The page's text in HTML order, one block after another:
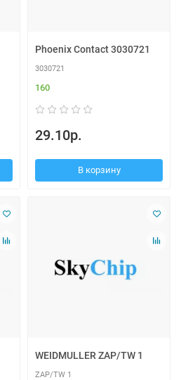
Phoenix Contact 3030721
3030721
160
29.10р.
В корзину
WEIDMULLER ZAP/TW 1
ZAP/TW 1